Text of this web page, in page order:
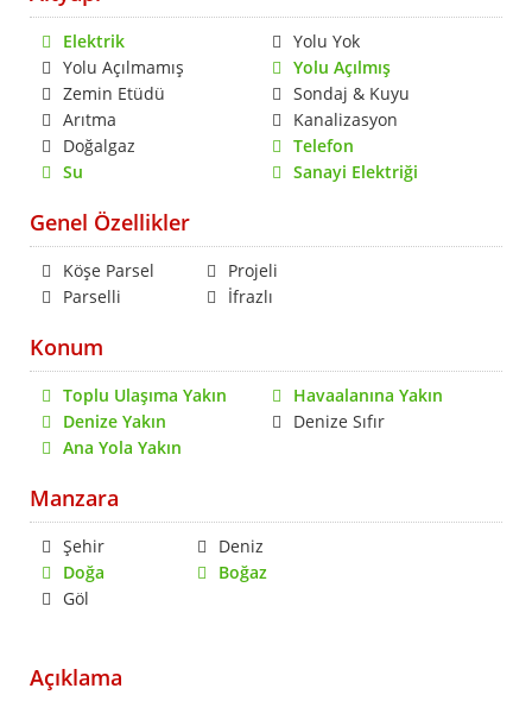
Elektrik
Yolu Yok
Yolu Açılmamış
Yolu Açılmış
Zemin Etüdü
Sondaj & Kuyu
Arıtma
Kanalizasyon
Doğalgaz
Telefon
Su
Sanayi Elektriği
Genel Özellikler
Köşe Parsel
Projeli
Parselli
İfrazlı
Konum
Toplu Ulaşıma Yakın
Havaalanına Yakın
Denize Yakın
Denize Sıfır
Ana Yola Yakın
Manzara
Şehir
Deniz
Doğa
Boğaz
Göl
Açıklama